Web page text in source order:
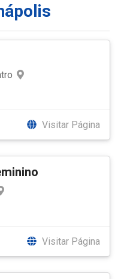
Visitar Página
Visitar Página